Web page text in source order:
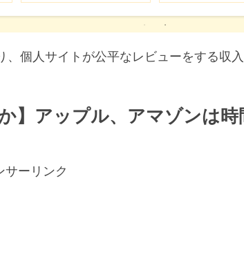
個人サイトが公平なレビューをする収
】アップル、アマゾンは時
サーリンク